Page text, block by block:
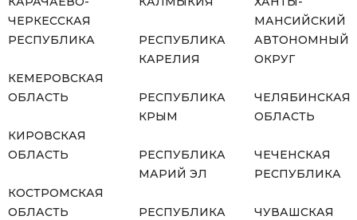
ЧЕРКЕССКАЯ
РЕСПУБЛИКА
КЕМЕРОВСКАЯ
ОБЛАСТЬ
КИРОВСКАЯ
ОБЛАСТЬ
КОСТРОМСКАЯ
ОБЛАСТЬ
РЕСПУБЛИКА
КАРЕЛИЯ
РЕСПУБЛИКА
КРЫМ
РЕСПУБЛИКА
МАРИЙ ЭЛ
РЕСПУБЛИКА
МАНСИЙСКИЙ
АВТОНОМНЫЙ
ОКРУГ
ЧЕЛЯБИНСКАЯ
ОБЛАСТЬ
ЧЕЧЕНСКАЯ
РЕСПУБЛИКА
ЧУВАШСКАЯ